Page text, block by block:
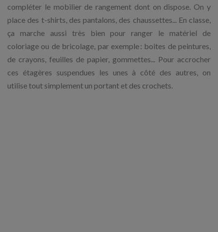
compléter le mobilier de rangement dont on dispose. On y
place des t-shirts, des pantalons, des chaussettes... En classe,
ça marche aussi très bien pour ranger le matériel de
coloriage ou de bricolage, par exemple : boites de peintures,
de crayons, feuilles de papier, gommettes... Pour accrocher
ces étagères suspendues les unes à côté des autres, on
utilise tout simplement un portant et des crochets.